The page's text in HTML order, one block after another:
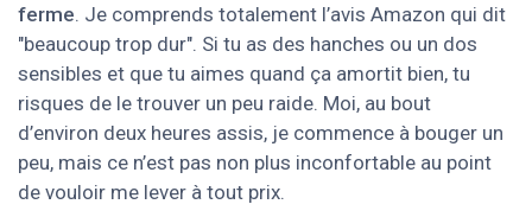
ferme. Je comprends totalement l’avis Amazon qui dit
"beaucoup trop dur". Si tu as des hanches ou un dos
sensibles et que tu aimes quand ça amortit bien, tu
risques de le trouver un peu raide. Moi, au bout
d’environ deux heures assis, je commence à bouger un
peu, mais ce n’est pas non plus inconfortable au point
de vouloir me lever à tout prix.